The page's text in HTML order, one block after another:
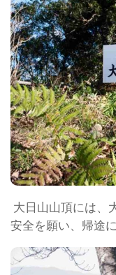
大日山山頂には、
安全を願い、帰途